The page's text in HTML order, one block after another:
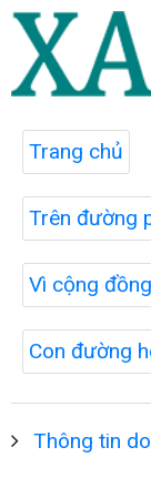
Trang chủ
Trên đường
Vì cộng đồng
Con đường
Thông tin